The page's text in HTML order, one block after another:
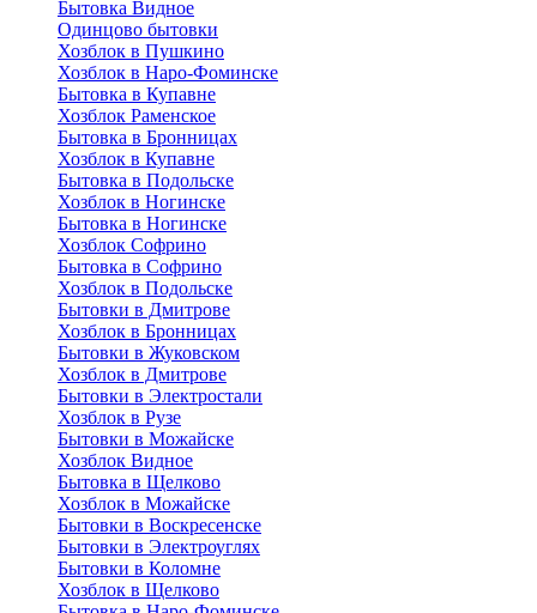
Бытовка Видное
Одинцово бытовки
Хозблок в Пушкино
Хозблок в Наро-Фоминске
Бытовка в Купавне
Хозблок Раменское
Бытовка в Бронницах
Хозблок в Купавне
Бытовка в Подольске
Хозблок в Ногинске
Бытовка в Ногинске
Хозблок Софрино
Бытовка в Софрино
Хозблок в Подольске
Бытовки в Дмитрове
Хозблок в Бронницах
Бытовки в Жуковском
Хозблок в Дмитрове
Бытовки в Электростали
Хозблок в Рузе
Бытовки в Можайске
Хозблок Видное
Бытовкa в Щелково
Хозблок в Можайске
Бытовки в Воскресенске
Бытовки в Электроуглях
Бытовки в Коломне
Хозблок в Щелково